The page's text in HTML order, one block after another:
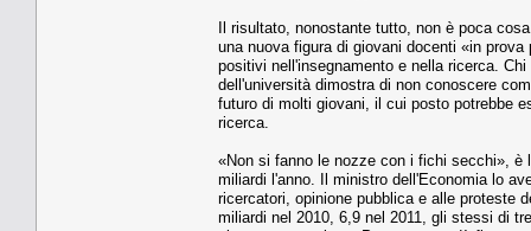
Il risultato, nonostante tutto, non è poca
una nuova figura di giovani docenti «in
positivi nell'insegnamento e nella ricerca.
dell'università dimostra di non conoscere
futuro di molti giovani, il cui posto potrebbe
ricerca.
«Non si fanno le nozze con i fichi secchi», è
miliardi l'anno. Il ministro dell'Economia lo
ricercatori, opinione pubblica e alle proteste
miliardi nel 2010, 6,9 nel 2011, gli stessi di